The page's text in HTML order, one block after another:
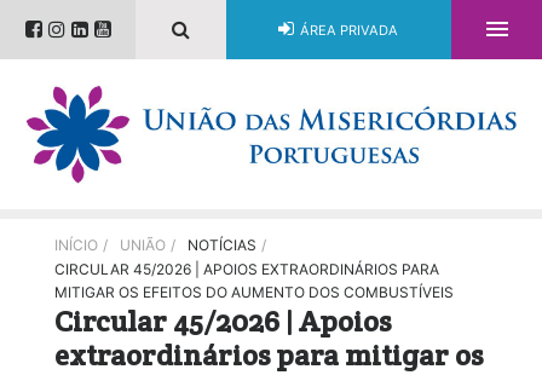
ÁREA PRIVADA 
INÍCIO / UNIÃO / NOTÍCIAS /
CIRCULAR 45/2026 | APOIOS EXTRAORDINÁRIOS PARA
MITIGAR OS EFEITOS DO AUMENTO DOS COMBUSTÍVEIS
Circular 45/2026 | Apoios
extraordinários para mitigar os